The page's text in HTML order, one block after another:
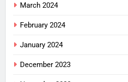
March 2024
February 2024
January 2024
December 2023